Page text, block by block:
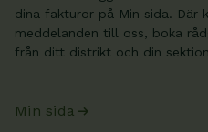
dina fakturor på Min sida. Där
meddelanden till oss, boka
från ditt distrikt och din
Min sida